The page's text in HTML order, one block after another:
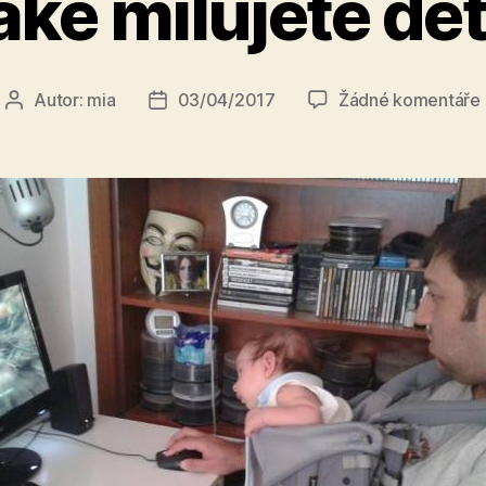
AutorAutor: mia
Datum
03/04/2017 Žádné komentářeu